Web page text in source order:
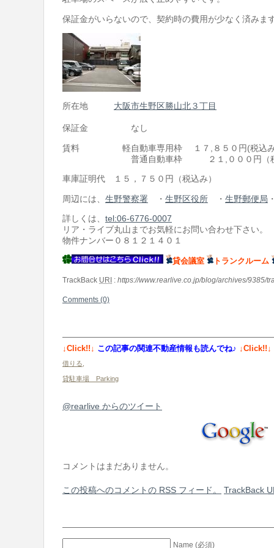
保証金がいらないので、契約時の費用が少なく済みます
所在地 大阪市生野区勝山北３丁目
保証金 なし
賃料 軽自動車専用枠 １７,８５０円(税込み
普通自動車枠 ２１,０００円（税
車庫証明代 １５，７５０円（税込み）
周辺には、 生野警察署 ・ 生野区役所 ・ 生野郵便局 ・
詳しくは、 tel:06-6776-0007
リア・ライブ丸山までお気軽にお問い合わせ下さい。
物件ナンバー０８１２１４０１
貸会議室 トランクルーム
TrackBack URI : https://www.rearlive.co.jp/blog/archives/9385/
Comments (0)
↓Click!!↓ この記事の関連不動産情報も読んでね♪ ↓Click!!↓
借りる
貸駐車場 Parking
@rearlive からのツイート
コメントはまだありません。
この投稿へのコメントの RSS フィード。 TrackBack
Name (必須)